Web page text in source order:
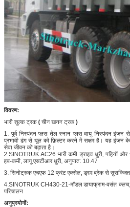
विवरण:
भारी शुल्क ट्रक ( चीन खनन ट्रक )
1. पूर्व-निस्पंदन प्लस तेल स्नान प्लस वायु निस्पंदन इंजन
प्रभावी ढंग से धूल को फ़िल्टर करने में सक्षम है। यह इंजन
सेवा जीवन को बढ़ाता है।
2.SINOTRUK AC26 भारी कमी ड्राइव धुरी, पहियों
हब-कमी, लागू एसटीआर धुरी, अनुपात: 10.47
3. सिनोट्रुक एचएफ 12 फ्रंट एक्सेल, ड्रम ब्रेक से
4.SINOTRUK CH430-21-मॉडल डायाफ्राम-वसंत
परिचालन
अनुप्रयोगों: